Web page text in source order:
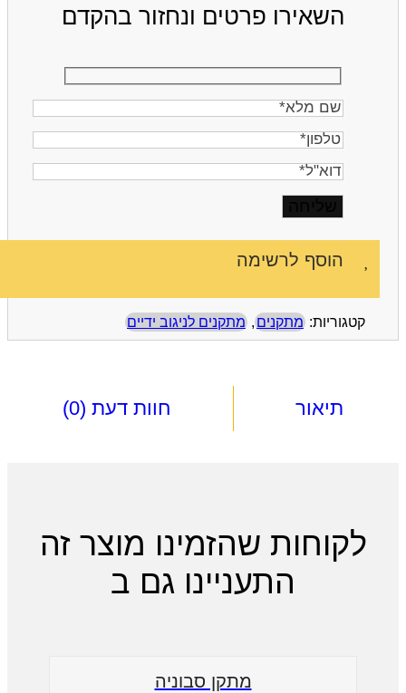
השאירו פרטים ונחזור בהקדם
שם
טלפון
דוא"ל
הוסף לרשימה
קטגוריות: מתקנים , מתקנים לניגוב ידיים
תיאור חוות דעת (0)
לקוחות שהזמינו מוצר זה
התעניינו גם ב
מתקן סבוניה